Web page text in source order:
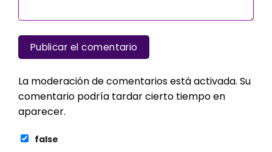
La moderación de comentarios está activada. Su
comentario podría tardar cierto tiempo en
aparecer.
false